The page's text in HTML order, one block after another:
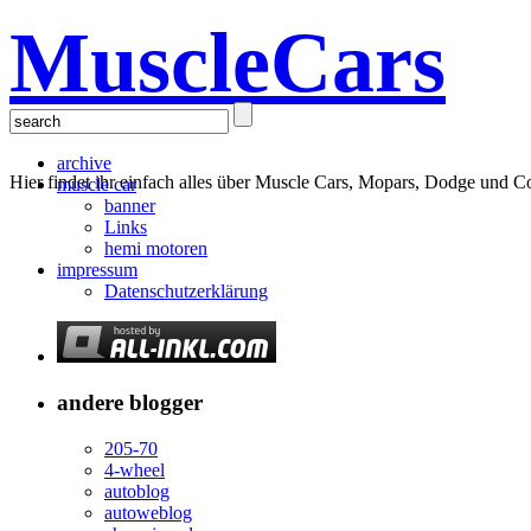
MuscleCars
Hier findet ihr einfach alles über Muscle Cars, Mopars, Dodge und
archive
muscle car
banner
Links
hemi motoren
impressum
Datenschutzerklärung
andere blogger
205-70
4-wheel
autoblog
autoweblog